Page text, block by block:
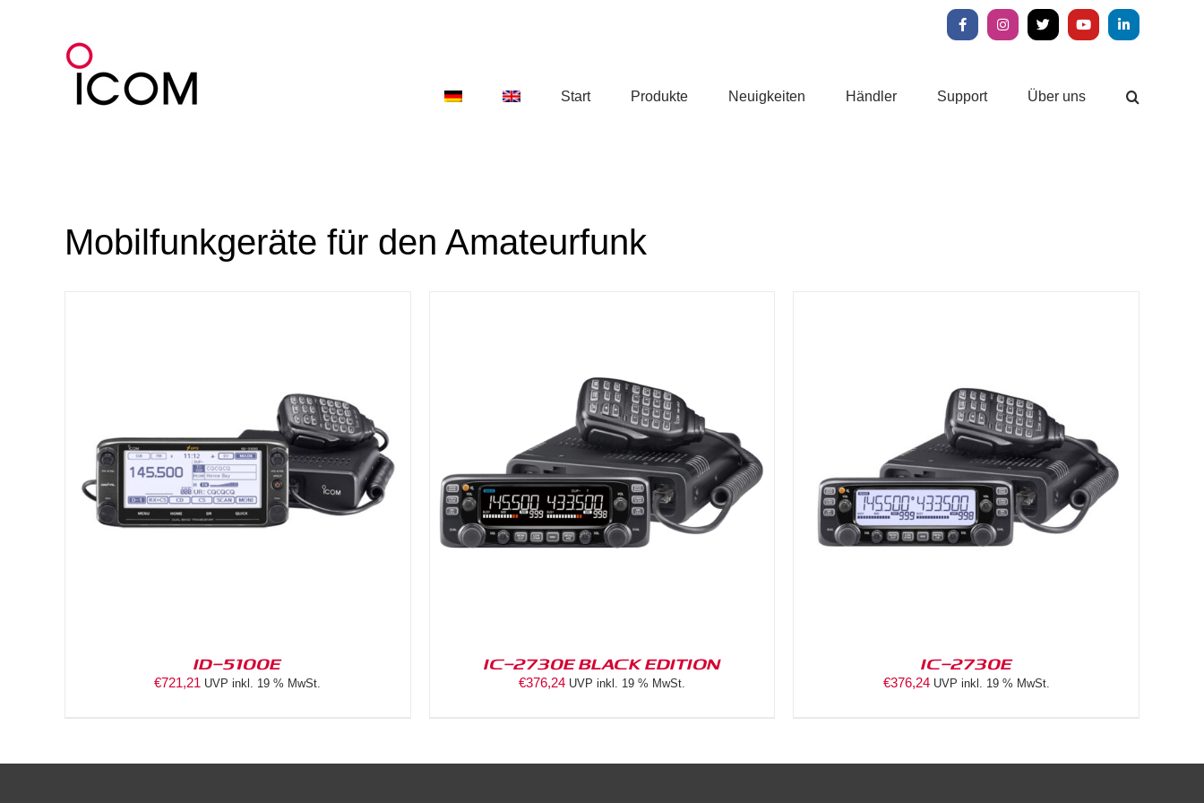
FacebookInstagram
X YouTubeLinkedIn
Start Produkte Neuigkeiten Händler Support Über uns
Mobilfunkgeräte für den Amateurfunk
ID-5100E
€721,21 UVP inkl. 19 % MwSt.
DETAILS
IC-2730E BLACK EDITION
€376,24 UVP inkl. 19 % MwSt.
DETAILS
IC-2730E
€376,24 UVP inkl. 19 % MwSt.